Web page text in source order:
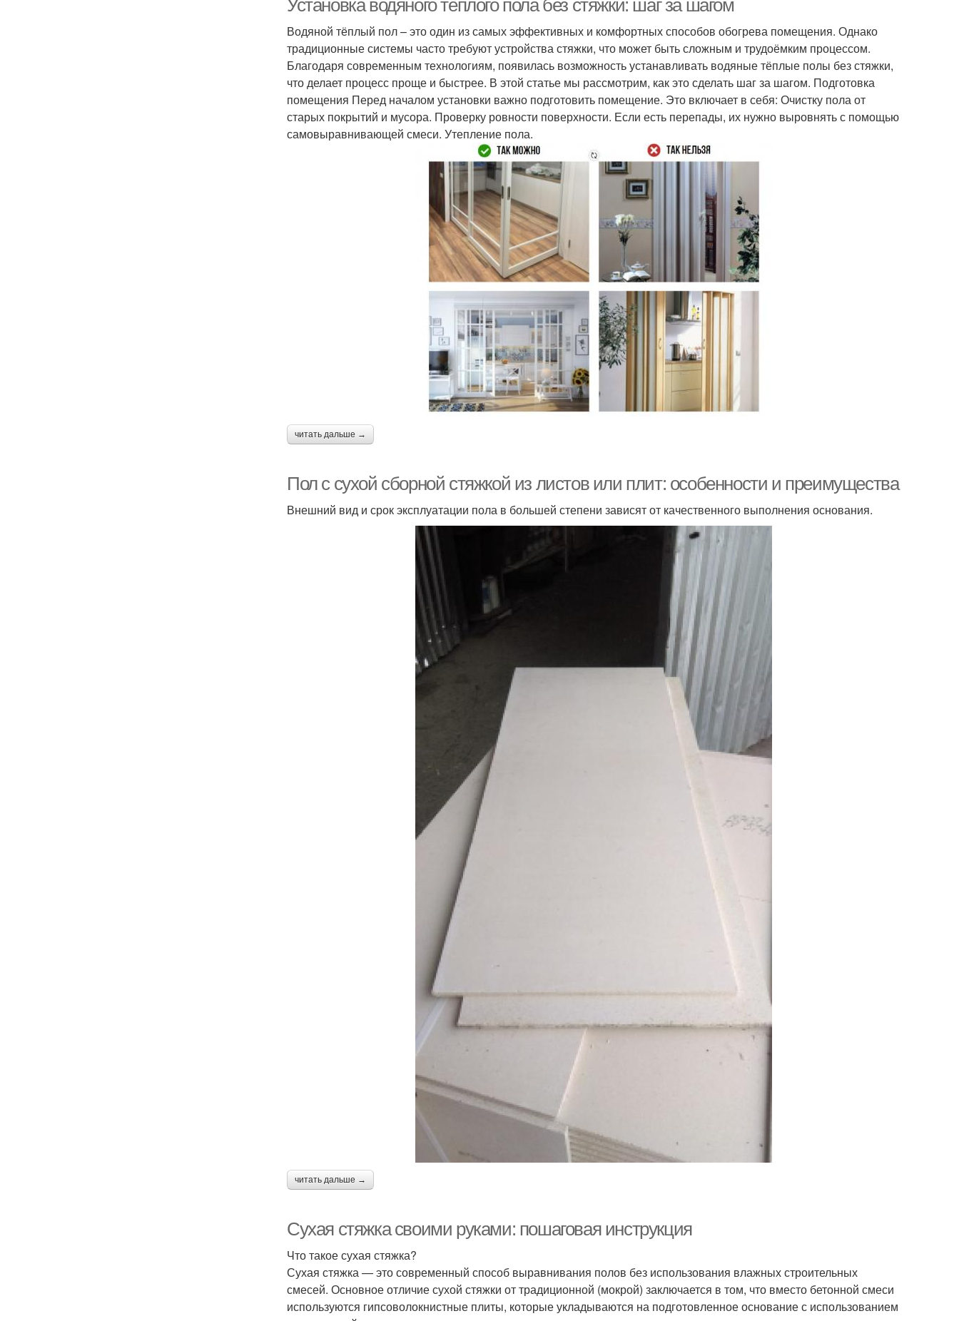
Установка водяного тёплого пола без стяжки: шаг за шагом
Водяной тёплый пол – это один из самых эффективных и комфортных способов обогрева помещения. Однако
традиционные системы часто требуют устройства стяжки, что может быть сложным и трудоёмким процессом.
Благодаря современным технологиям, появилась возможность устанавливать водяные тёплые полы без стяжки,
что делает процесс проще и быстрее. В этой статье мы рассмотрим, как это сделать шаг за шагом. Подготовка
помещения Перед началом установки важно подготовить помещение. Это включает в себя: Очистку пола от
старых покрытий и мусора. Проверку ровности поверхности. Если есть перепады, их нужно выровнять с помощью
самовыравнивающей смеси. Утепление пола.
читать дальше →
Пол с сухой сборной стяжкой из листов или плит: особенности и преимущества
Внешний вид и срок эксплуатации пола в большей степени зависят от качественного выполнения основания.
читать дальше →
Сухая стяжка своими руками: пошаговая инструкция
Что такое сухая стяжка?
Сухая стяжка — это современный способ выравнивания полов без использования влажных строительных
смесей. Основное отличие сухой стяжки от традиционной (мокрой) заключается в том, что вместо бетонной смеси
используются гипсоволокнистные плиты, которые укладываются на подготовленное основание с использованием